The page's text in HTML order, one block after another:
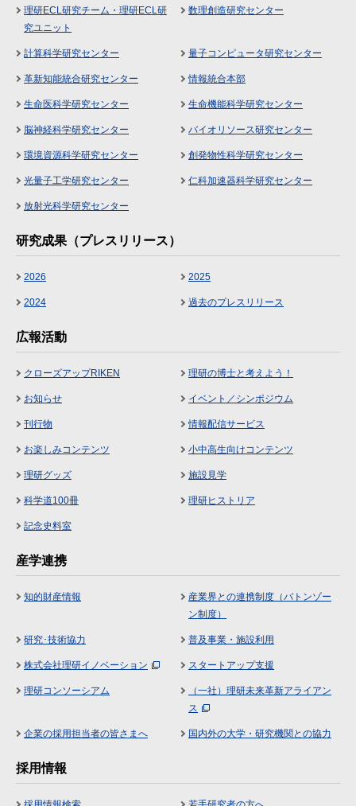
理研ECL研究チーム・理研ECL研
究ユニット
数理創造研究センター
計算科学研究センター 量子コンピュータ研究センター
革新知能統合研究センター 情報統合本部
生命医科学研究センター 生命機能科学研究センター
脳神経科学研究センター バイオリソース研究センター
環境資源科学研究センター 創発物性科学研究センター
光量子工学研究センター 仁科加速器科学研究センター
放射光科学研究センター
研究成果（プレスリリース）
2026 2025
2024 過去のプレスリリース
広報活動
クローズアップRIKEN 理研の博士と考えよう！
お知らせ イベント／シンポジウム
刊行物 情報配信サービス
お楽しみコンテンツ 小中高生向けコンテンツ
理研グッズ 施設見学
科学道100冊 理研ヒストリア
記念史料室
産学連携
知的財産情報
産業界との連携制度（バトンゾー
ン制度）
研究･技術協力 普及事業・施設利用
株式会社理研イノベーション スタートアップ支援
理研コンソーシアム
（一社）理研未来革新アライアン
ス
企業の採用担当者の皆さまへ 国内外の大学・研究機関との協力
採用情報